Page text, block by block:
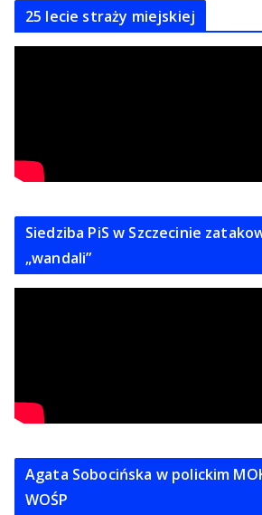
25 lecie straży miejskiej
Siedziba PiS w Szczecinie
„wandali”
Agata Sobocińska w polickim
WOŚP